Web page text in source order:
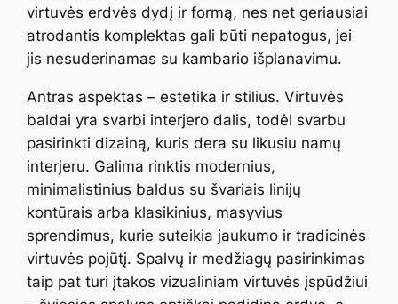
virtuvės erdvės dydį ir formą, nes net geriausiai
atrodantis komplektas gali būti nepatogus, jei
jis nesuderinamas su kambario išplanavimu.
Antras aspektas – estetika ir stilius. Virtuvės
baldai yra svarbi interjero dalis, todėl svarbu
pasirinkti dizainą, kuris dera su likusiu namų
interjeru. Galima rinktis modernius,
minimalistinius baldus su švariais linijų
kontūrais arba klasikinius, masyvius
sprendimus, kurie suteikia jaukumo ir tradicinės
virtuvės pojūtį. Spalvų ir medžiagų pasirinkimas
taip pat turi įtakos vizualiniam virtuvės įspūdžiui